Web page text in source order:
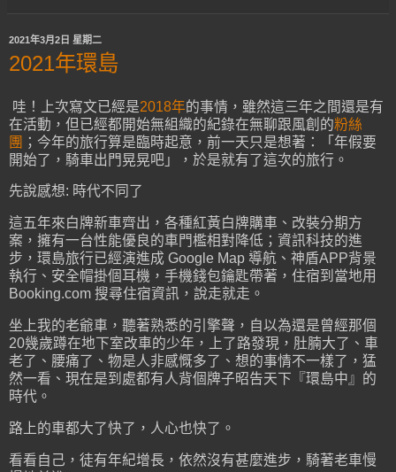
2021年3月2日 星期二
2021年環島
哇！上次寫文已經是2018年的事情，雖然這三年之間還是有
在活動，但已經都開始無組織的紀錄在無聊跟風創的粉絲
團 ；今年的旅行算是臨時起意，前一天只是想著：「年假要
開始了，騎車出門晃晃吧」，於是就有了這次的旅行。
先說感想: 時代不同了
這五年來白牌新車齊出，各種紅黃白牌購車、改裝分期方
案，擁有一台性能優良的車門檻相對降低；資訊科技的進
步，環島旅行已經演進成 Google Map 導航、神盾APP背景
執行、安全帽掛個耳機，手機錢包鑰匙帶著，住宿到當地用
Booking.com 搜尋住宿資訊，說走就走。
坐上我的老爺車，聽著熟悉的引擎聲，自以為還是曾經那個
20幾歲蹲在地下室改車的少年，上了路發現，肚腩大了、車
老了、腰痛了、物是人非感慨多了、想的事情不一樣了，猛
然一看、現在是到處都有人背個牌子昭告天下『環島中』的
時代。
路上的車都大了快了，人心也快了。
看看自己，徒有年紀增長，依然沒有甚麼進步，騎著老車慢